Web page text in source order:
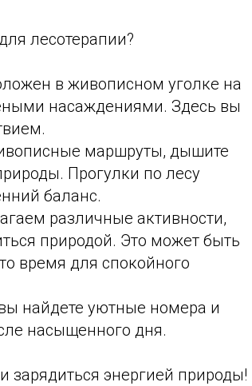
лесотерапии?
в живописном уголке на
насаждениями. Здесь вы
маршруты, дышите
Прогулки по лесу
баланс.
различные активности,
природой. Это может быть
время для спокойного
найдете уютные номера и
насыщенного дня.
зарядиться энергией природы!